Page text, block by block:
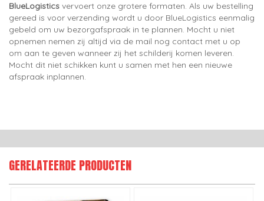
BlueLogistics vervoert onze grotere formaten. Als uw bestelling
gereed is voor verzending wordt u door BlueLogistics eenmalig
gebeld om uw bezorgafspraak in te plannen. Mocht u niet
opnemen nemen zij altijd via de mail nog contact met u op
om aan te geven wanneer zij het schilderij komen leveren.
Mocht dit niet schikken kunt u samen met hen een nieuwe
afspraak inplannen.
GERELATEERDE PRODUCTEN